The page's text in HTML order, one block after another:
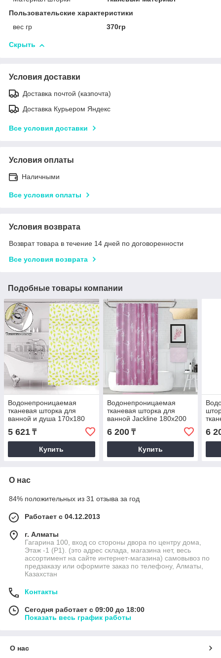
Пользовательские характеристики
вес гр
370гр
Скрыть
Условия доставки
Доставка почтой (казпочта)
Доставка Курьером Яндекс
Все условия доставки
Условия оплаты
Наличными
Все условия оплаты
Условия возврата
Возврат товара в течение 14 дней по договоренности
Все условия возврата
Подобные товары компании
Водонепроницаемая
тканевая шторка для
ванной и душа 170х180
зеленая
5 621 ₸
Купить
Водонепроницаемая
тканевая шторка для
ванной Jackline 180x200
6 200₸
Купить
6
О нас
84% положительных из 31 отзыва за год
Работает с 04.12.2013
г. Алматы
Гагарина 100, вход со стороны двора по центру дома,
Этаж -1 (P1). (это адрес склада, магазина нет, весь
ассортимент на сайте интернет-магазина) самовывоз по
предзаказу или оформите заказ по телефону, Алматы,
Казахстан
Контакты
Сегодня работает с 09:00 до 18:00
Показать весь график работы
О нас